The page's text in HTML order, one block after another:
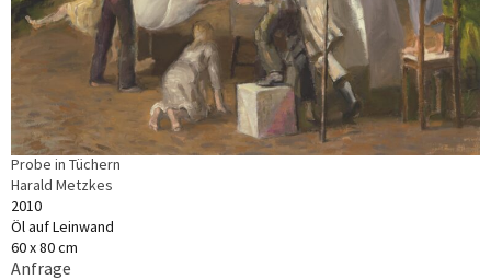
Probe in Tüchern
Harald Metzkes
2010
Öl auf Leinwand
60 x 80 cm
Anfrage